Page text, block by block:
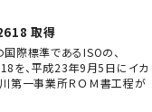
取得
際標準であるISOの、
を、平成23年9月5日にイカ
川第一事業所ＲＯＭ書工程が